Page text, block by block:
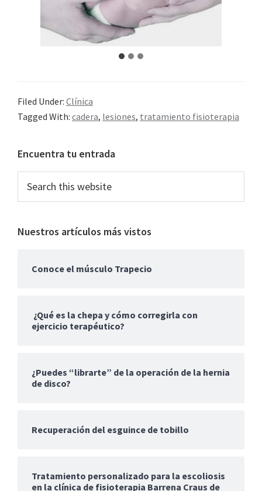
Filed Under: Clínica
Tagged With: cadera, lesiones, tratamiento fisioterapia
Primary
Sidebar
Encuentra tu entrada
this
website
Nuestros artículos más vistos
Conoce el músculo Trapecio
¿Qué es la chepa y cómo corregirla con
ejercicio terapéutico?
¿Puedes “librarte” de la operación de la hernia
de disco?
Recuperación del esguince de tobillo
Tratamiento personalizado para la escoliosis
en la clínica de fisioterapia Barrena Craus de